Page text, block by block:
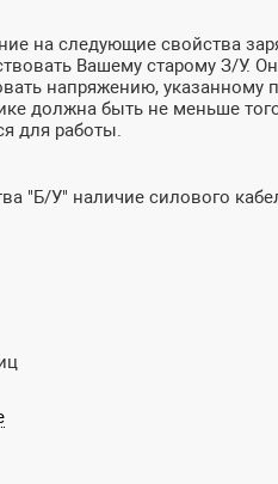
на следующие свойства
Вашему старому З/У.
напряжению, указанному
должна быть не меньше
для работы.
"Б/У" наличие силового